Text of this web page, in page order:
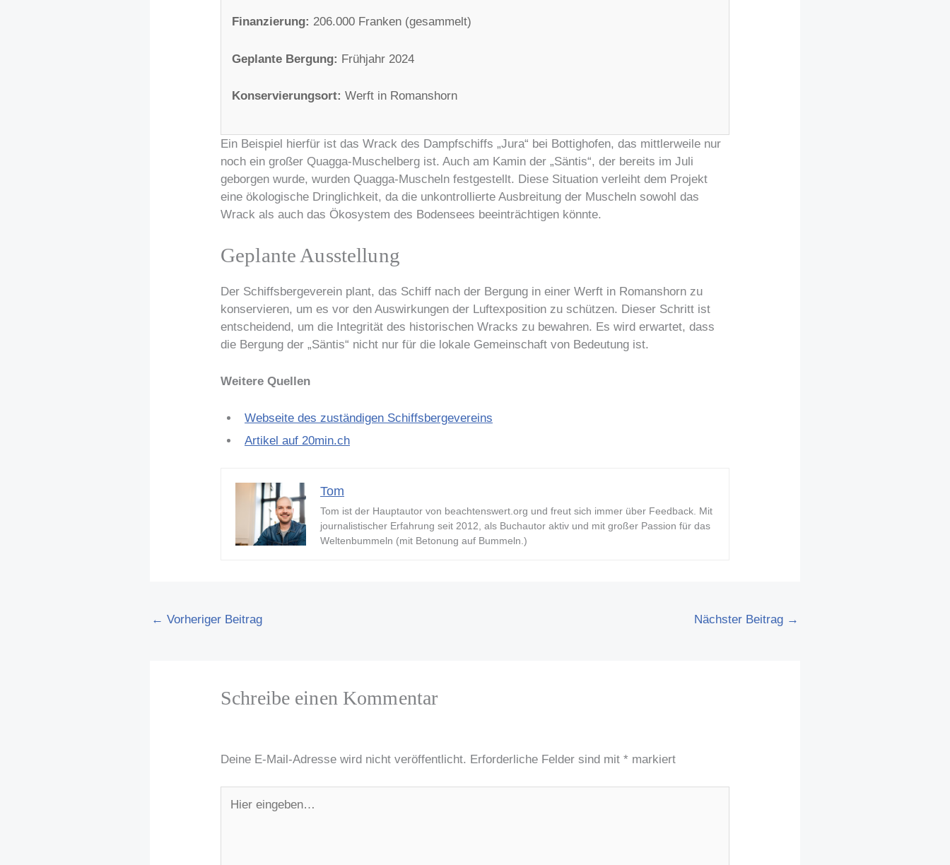
Finanzierung: 206.000 Franken (gesammelt)
Geplante Bergung: Frühjahr 2024
Konservierungsort: Werft in Romanshorn
Ein Beispiel hierfür ist das Wrack des Dampfschiffs „Jura“ bei Bottighofen, das mittlerweile nur
noch ein großer Quagga-Muschelberg ist. Auch am Kamin der „Säntis“, der bereits im Juli
geborgen wurde, wurden Quagga-Muscheln festgestellt. Diese Situation verleiht dem Projekt
eine ökologische Dringlichkeit, da die unkontrollierte Ausbreitung der Muscheln sowohl das
Wrack als auch das Ökosystem des Bodensees beeinträchtigen könnte.
Geplante Ausstellung
Der Schiffsbergeverein plant, das Schiff nach der Bergung in einer Werft in Romanshorn zu
konservieren, um es vor den Auswirkungen der Luftexposition zu schützen. Dieser Schritt ist
entscheidend, um die Integrität des historischen Wracks zu bewahren. Es wird erwartet, dass
die Bergung der „Säntis“ nicht nur für die lokale Gemeinschaft von Bedeutung ist.
Weitere Quellen
Webseite des zuständigen Schiffsbergevereins
Artikel auf 20min.ch
Tom
Tom ist der Hauptautor von beachtenswert.org und freut sich immer über Feedback. Mit
journalistischer Erfahrung seit 2012, als Buchautor aktiv und mit großer Passion für das
Weltenbummeln (mit Betonung auf Bummeln.)
← Vorheriger Beitrag Nächster Beitrag →
Schreibe einen Kommentar
Deine E-Mail-Adresse wird nicht veröffentlicht. Erforderliche Felder sind mit * markiert
Hier
eingeben…